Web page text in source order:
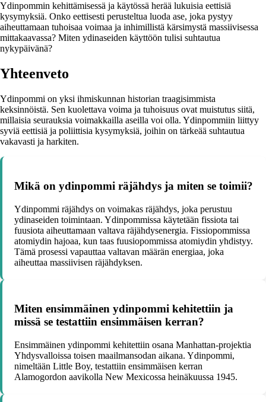
Ydinpommin kehittämisessä ja käytössä herää lukuisia eettisiä
kysymyksiä. Onko eettisesti perusteltua luoda ase, joka pystyy
aiheuttamaan tuhoisaa voimaa ja inhimillistä kärsimystä massiivisessa
mittakaavassa? Miten ydinaseiden käyttöön tulisi suhtautua
nykypäivänä?
Yhteenveto
Ydinpommi on yksi ihmiskunnan historian traagisimmista
keksinnöistä. Sen kuolettava voima ja tuhoisuus ovat muistutus siitä,
millaisia seurauksia voimakkailla aseilla voi olla. Ydinpommiin liittyy
syviä eettisiä ja poliittisia kysymyksiä, joihin on tärkeää suhtautua
vakavasti ja harkiten.
Mikä on ydinpommi räjähdys ja miten se toimii?
Ydinpommi räjähdys on voimakas räjähdys, joka perustuu
ydinaseiden toimintaan. Ydinpommissa käytetään fissiota tai
fuusiota aiheuttamaan valtava räjähdysenergia. Fissiopommissa
atomiydin hajoaa, kun taas fuusiopommissa atomiydin yhdistyy.
Tämä prosessi vapauttaa valtavan määrän energiaa, joka
aiheuttaa massiivisen räjähdyksen.
Miten ensimmäinen ydinpommi kehitettiin ja
missä se testattiin ensimmäisen kerran?
Ensimmäinen ydinpommi kehitettiin osana Manhattan-projektia
Yhdysvalloissa toisen maailmansodan aikana. Ydinpommi,
nimeltään Little Boy, testattiin ensimmäisen kerran
Alamogordon aavikolla New Mexicossa heinäkuussa 1945.